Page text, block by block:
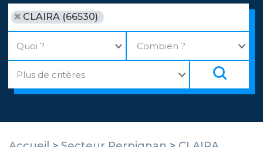
CLAIRA (66530)